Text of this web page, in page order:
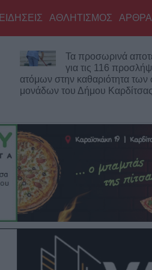
ΕΙΔΗΣΕΙΣ ΑΘΛΗΤΙΣΜΟΣ ΑΡΘΡΑ
Σοφάδες:
ασφαλτόστρωση σε
των οδών Ανθέων
Κολοκοτρώνη